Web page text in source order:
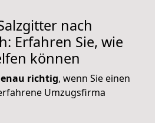
nach
Erfahren Sie, wie
können
richtig, wenn Sie einen
Umzugsfirma